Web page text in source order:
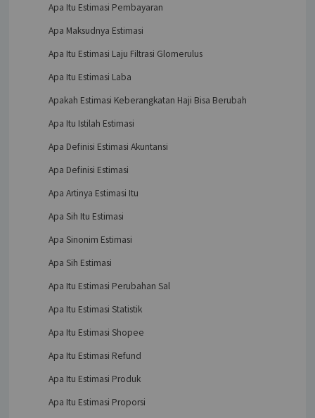
Apa Itu Estimasi Pembayaran
Apa Maksudnya Estimasi
Apa Itu Estimasi Laju Filtrasi Glomerulus
Apa Itu Estimasi Laba
Apakah Estimasi Keberangkatan Haji Bisa Berubah
Apa Itu Istilah Estimasi
Apa Definisi Estimasi Akuntansi
Apa Definisi Estimasi
Apa Artinya Estimasi Itu
Apa Sih Itu Estimasi
Apa Sinonim Estimasi
Apa Sih Estimasi
Apa Itu Estimasi Perubahan Sal
Apa Itu Estimasi Statistik
Apa Itu Estimasi Shopee
Apa Itu Estimasi Refund
Apa Itu Estimasi Produk
Apa Itu Estimasi Proporsi